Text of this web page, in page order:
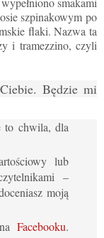
szpinakowym po
flaki. Nazwa ta
i tramezzino, czyli
Będzie mi
to chwila, dla
lub
–
moją
naFacebooku.